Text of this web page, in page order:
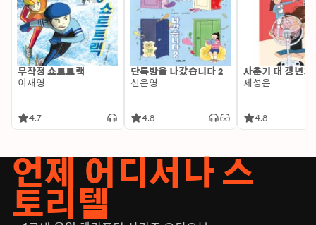
무작정 쇼트트랙
이재영
4.7
단톡방을 나갔습니다 2
신은영
4.8
사춘기 대 갱년기
제성은
4.8
언제 어디서나 스
토리텔